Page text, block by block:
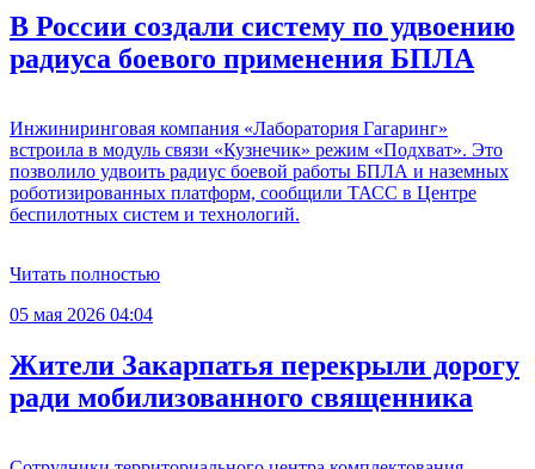
В России создали систему по удвоению
радиуса боевого применения БПЛА
Инжиниринговая компания «Лаборатория Гагаринг»
встроила в модуль связи «Кузнечик» режим «Подхват». Это
позволило удвоить радиус боевой работы БПЛА и наземных
роботизированных платформ, сообщили ТАСС в Центре
беспилотных систем и технологий.
Читать полностью
05 мая 2026 04:04
Жители Закарпатья перекрыли дорогу
ради мобилизованного священника